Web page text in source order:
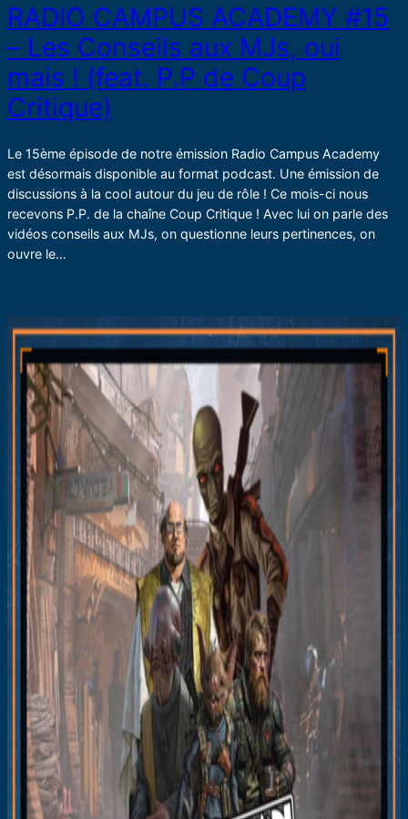
RADIO CAMPUS ACADEMY #15
– Les Conseils aux MJs, oui
mais ! (feat. P.P de Coup
Critique)
Le 15ème épisode de notre émission Radio Campus Academy
est désormais disponible au format podcast. Une émission de
discussions à la cool autour du jeu de rôle ! Ce mois-ci nous
recevons P.P. de la chaîne Coup Critique ! Avec lui on parle des
vidéos conseils aux MJs, on questionne leurs pertinences, on
ouvre le…